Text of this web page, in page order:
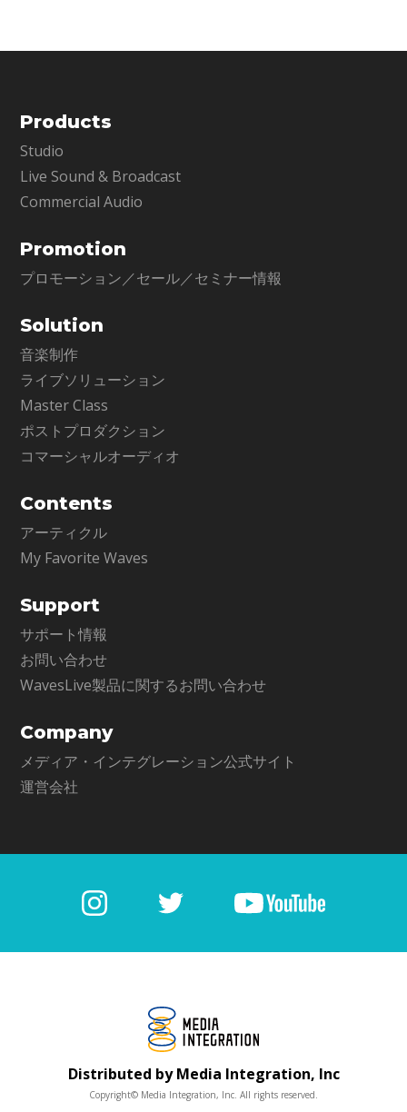
Products
Studio
Live Sound & Broadcast
Commercial Audio
Promotion
プロモーション／セール／セミナー情報
Solution
音楽制作
ライブソリューション
Master Class
ポストプロダクション
コマーシャルオーディオ
Contents
アーティクル
My Favorite Waves
Support
サポート情報
お問い合わせ
WavesLive製品に関するお問い合わせ
Company
メディア・インテグレーション公式サイト
運営会社
Distributed by Media Integration, Inc
Copyright© Media Integration, Inc. All rights reserved.